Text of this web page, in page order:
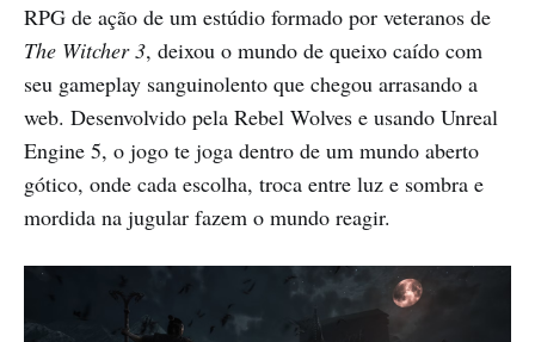
RPG de ação de um estúdio formado por veteranos de
The Witcher 3, deixou o mundo de queixo caído com
seu gameplay sanguinolento que chegou arrasando a
web. Desenvolvido pela Rebel Wolves e usando Unreal
Engine 5, o jogo te joga dentro de um mundo aberto
gótico, onde cada escolha, troca entre luz e sombra e
mordida na jugular fazem o mundo reagir.